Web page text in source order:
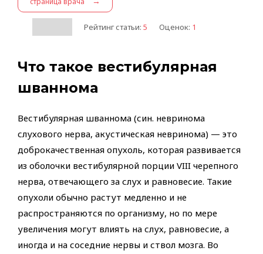
Рейтинг статьи: 5 Оценок: 1
Что такое вестибулярная
шваннома
Вестибулярная шваннома (син. невринома
слухового нерва, акустическая невринома) — это
доброкачественная опухоль, которая развивается
из оболочки вестибулярной порции VIII черепного
нерва, отвечающего за слух и равновесие. Такие
опухоли обычно растут медленно и не
распространяются по организму, но по мере
увеличения могут влиять на слух, равновесие, а
иногда и на соседние нервы и ствол мозга. Во